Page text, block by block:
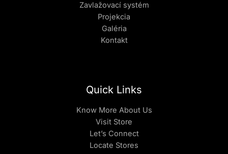
Zavlažovací systém
Projekcia
Galéria
Kontakt
Quick Links
Know More About Us
Visit Store
Let’s Connect
Locate Stores